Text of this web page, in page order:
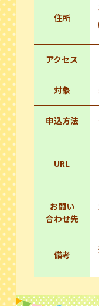
住所
アクセス
対象
申込方法
URL
お問い
合わせ先
備考